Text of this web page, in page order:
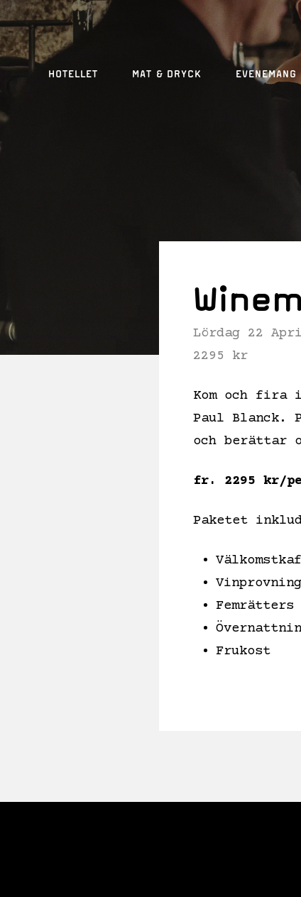
HOTELLET MAT & DRYCK EVENEMANG
Lördag 22
2295 kr
Kom och fira
Paul Blanck.
och berättar
fr. 2295 kr/
Paketet
Frukost